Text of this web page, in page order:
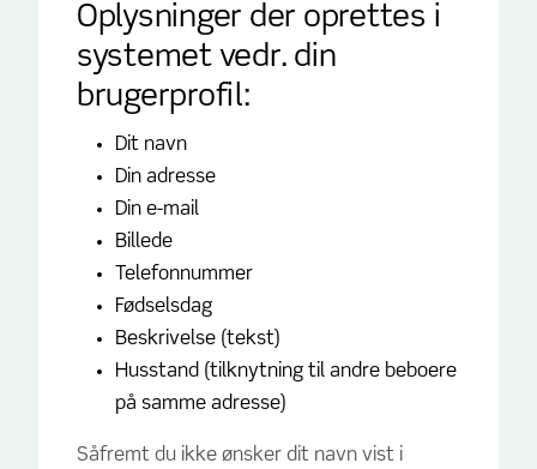
Oplysninger der oprettes i
systemet vedr. din
brugerprofil:
Dit navn
Din adresse
Din e-mail
Billede
Telefonnummer
Fødselsdag
Beskrivelse (tekst)
Husstand (tilknytning til andre beboere
på samme adresse)
Såfremt du ikke ønsker dit navn vist i